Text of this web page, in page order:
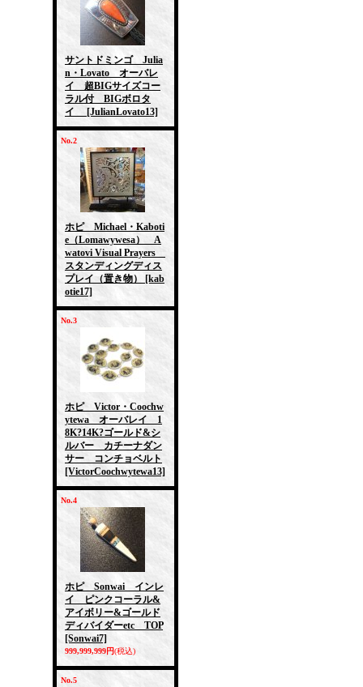
サントドミンゴ Julia
n・Lovato オーバレ
イ 超BIGサイズコー
ラル付 BIGボロタ
イ
[JulianLovato13]
No.2
ホピ Michael・Kaboti
e（Lomawywesa） A
watovi Visual Prayers
スタンディングディス
プレイ（置き物）
[kab
otie17]
No.3
ホピ Victor・Coochw
ytewa オーバレイ 1
8K?14K?ゴールド&シ
ルバー カチーナダン
サー コンチョベルト
[VictorCoochwytewa13]
No.4
ホピ Sonwai インレ
イ ピンクコーラル&
アイボリー&ゴールド
ディバイダーetc TOP
[Sonwai7]
999,999,999円(税込)
No.5